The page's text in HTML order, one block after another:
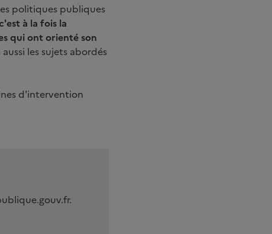
politiques publiques
à la fois la
qui ont orienté son
les sujets abordés
d'intervention